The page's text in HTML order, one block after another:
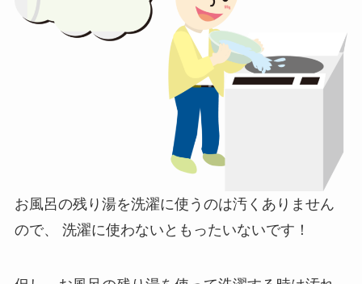
お風呂の残り湯を洗濯に使うのは汚くありません
ので、
洗濯に使わないともったいないです！